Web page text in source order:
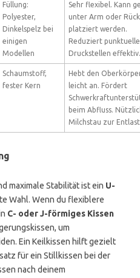
Füllung:
Polyester,
Dinkelspelz bei
einigen
Modellen
Sehr flexibel. Kann
unter Arm oder
platziert werden.
Reduziert
Druckstellen effektiv.
Schaumstoff,
fester Kern
Hebt den
leicht an. Fördert
beim Abfluss.
Milchstau zur
maximale Stabilität ist ein U-
Wahl. Wenn du flexiblere
C- oder J-förmiges Kissen
um
Ein Keilkissen hilft gezielt
für ein Stillkissen bei der
nach deinem